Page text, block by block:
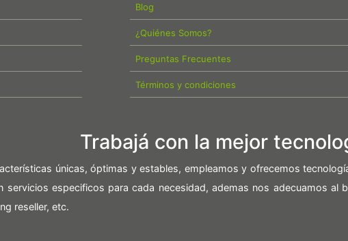
Blog
¿Quiénes Somos?
Preguntas Frecuentes
Términos y condiciones
Trabajá con la mejor
únicas, óptimas y estables, empleamos y ofrecemos
especificos para cada necesidad, ademas nos adecuamos al
reseller, etc.